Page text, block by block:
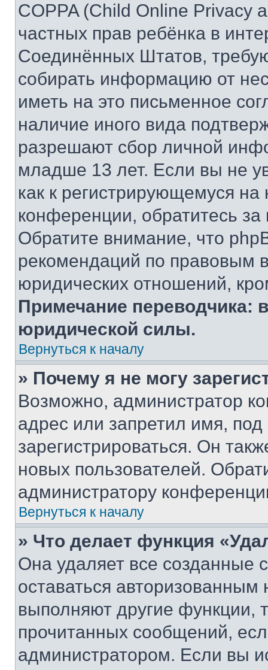
COPPA (Child Online Privacy
частных прав ребёнка в
Соединённых Штатов,
собирать информацию от
иметь на это письменное
наличие иного вида
разрешают сбор личной
младше 13 лет. Если вы не
как к регистрирующемуся
конференции, обратитесь
Обратите внимание, что
рекомендаций по правовым
юридических отношений,
Примечание переводчика:
юридической силы.
Вернуться к началу
» Почему я не могу
Возможно, администратор
адрес или запретил имя,
зарегистрироваться. Он
новых пользователей.
администратору
Вернуться к началу
» Что делает функция
Она удаляет все созданные
оставаться
выполняют другие функции,
прочитанных сообщений,
администратором. Если вы